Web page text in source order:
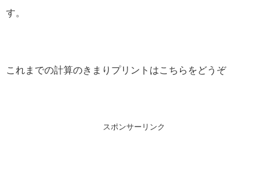
す。
これまでの計算のきまりプリントはこちらをどうぞ
スポンサーリンク